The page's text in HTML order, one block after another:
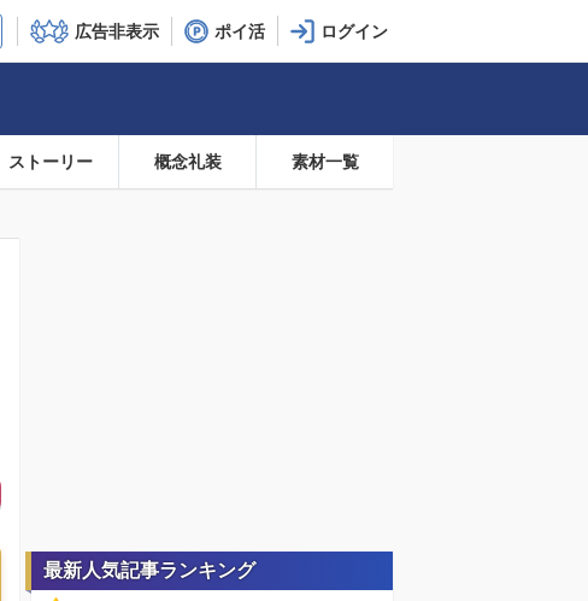
広告非表示 ポイ活
ストーリー 概念礼装 素材一覧
最新人気記事ランキング